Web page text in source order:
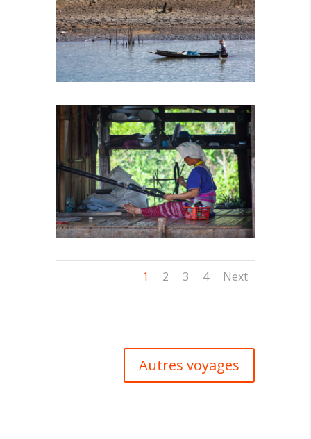
1 2 3 4 Next
Autres voyages